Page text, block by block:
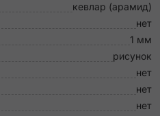
кевлар (арамид)
нет
1 мм
рисунок
нет
нет
нет